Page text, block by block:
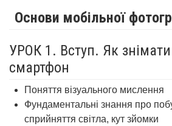
Основи мобільної
УРОК 1. Вступ. Як
смартфон
Поняття візуального мислення
Фундаментальні знання про
сприйняття світла, кут зйомки